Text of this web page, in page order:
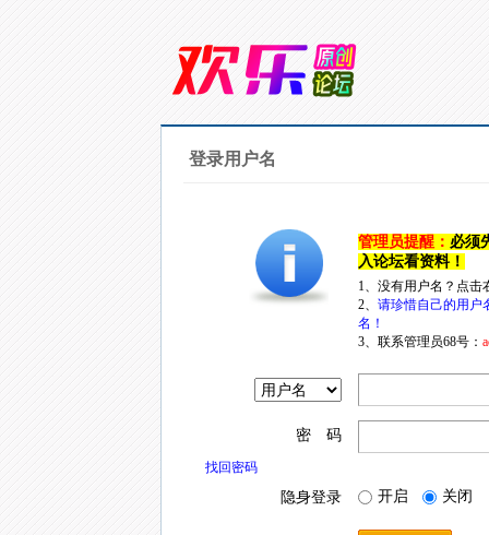
登录用户名
管理员提醒： 必须
入论坛看资料！
1、没有用户名？点
2、 请珍惜自己的用户
名！
3、联系管理员68号：
密 码
找回密码
隐身登录 开启 关闭